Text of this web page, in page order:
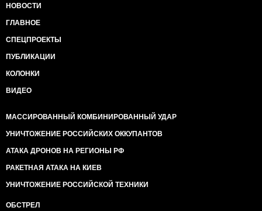
НОВОСТИ
ГЛАВНОЕ
СПЕЦПРОЕКТЫ
ПУБЛИКАЦИИ
КОЛОНКИ
ВИДЕО
МАССИРОВАННЫЙ КОМБИНИРОВАННЫЙ УДАР
УНИЧТОЖЕНИЕ РОССИЙСКИХ ОККУПАНТОВ
АТАКА ДРОНОВ НА РЕГИОНЫ РФ
РАКЕТНАЯ АТАКА НА КИЕВ
УНИЧТОЖЕНИЕ РОССИЙСКОЙ ТЕХНИКИ
ОБСТРЕЛ